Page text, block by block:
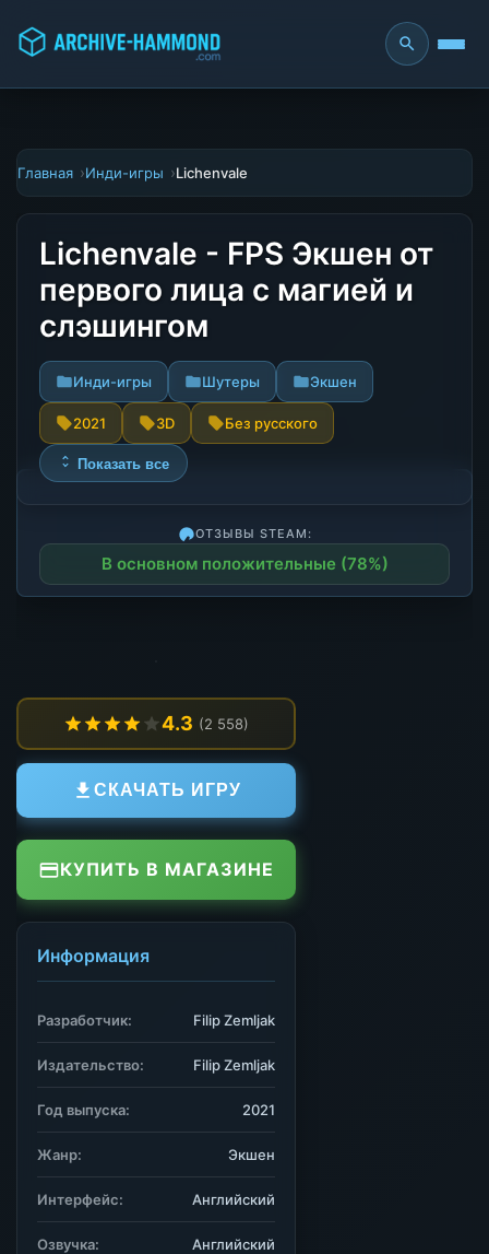
Главная Инди-игры Lichenvale
Lichenvale - FPS Экшен от
первого лица с магией и
слэшингом
Инди-игры Шутеры Экшен
2021 3D Без русского
Показать все
ОТЗЫВЫ STEAM:
В основном положительные (78%)
4.3 (2 558)
СКАЧАТЬ ИГРУ
КУПИТЬ В МАГАЗИНЕ
Информация
Разработчик: Filip Zemljak
Издательство: Filip Zemljak
Год выпуска: 2021
Жанр: Экшен
Интерфейс: Английский
Озвучка: Английский